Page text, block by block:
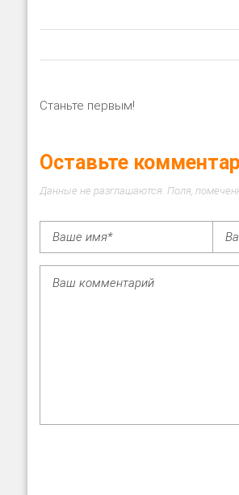
Станьте первым!
Оставьте
Данные не разглашаются. Поля,